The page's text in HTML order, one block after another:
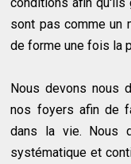
sont pas comme un
de forme une fois la
Nous devons nous
nos foyers afin de
dans la vie. Nous
systématique et